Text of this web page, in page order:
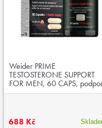
Weider PRIME
TESTOSTERONE SUPPORT
FOR MEN, 60 CAPS,
metabolismu tuků a tvorby
688 Kč